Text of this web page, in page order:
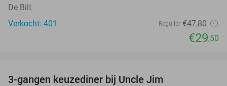
De Bilt
Verkocht: 401
Regulier €47,80
€29,50
3-gangen keuzediner bij Uncle Jim